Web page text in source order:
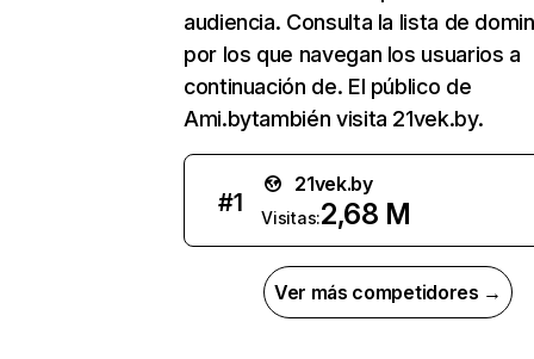
audiencia. Consulta la lista de
por los que navegan los usuarios a
continuación de. El público de
Ami.bytambién visita 21vek.by.
#1
21vek.by
Visitas:2,68 M
Ver más competidores →